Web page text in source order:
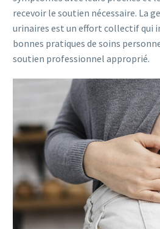
recevoir le soutien nécessaire. La
urinaires est un effort collectif qui
bonnes pratiques de soins
soutien professionnel approprié.